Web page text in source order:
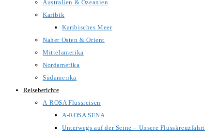
Australien & Ozeanien
Karibik
Karibisches Meer
Naher Osten & Orient
Mittelamerika
Nordamerika
Südamerika
Reiseberichte
A-ROSA Flussreisen
A-ROSA SENA
Unterwegs auf der Seine – Unsere Flusskreuzfahrt